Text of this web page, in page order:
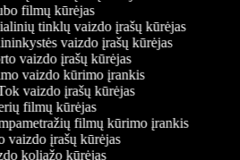
filmų kūrėjas
tinklų vaizdo įrašų kūrėjas
vaizdo įrašų kūrėjas
vaizdo įrašų kūrėjas
vaizdo kūrimo įrankis
vaizdo įrašų kūrėjas
filmų kūrėjas
filmų kūrimo įrankis
vaizdo įrašų kūrėjas
koliažo kūrėjas